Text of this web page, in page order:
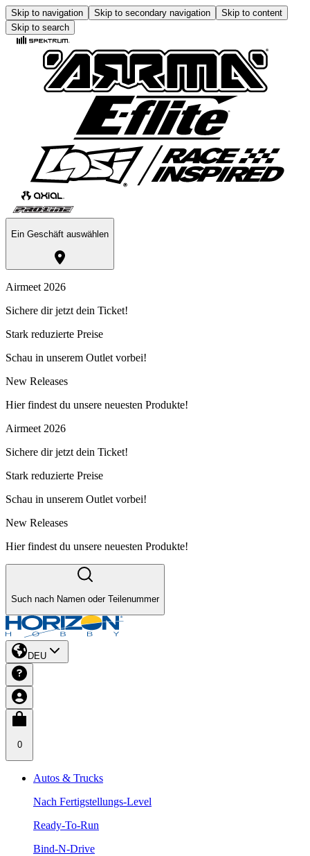
Skip to navigation Skip to secondary navigation
Skip to content
Skip to search
Ein Geschäft auswählen
Airmeet 2026
Sichere dir jetzt dein Ticket!
Stark reduzierte Preise
Schau in unserem Outlet vorbei!
New Releases
Hier findest du unsere neuesten Produkte!
Airmeet 2026
Sichere dir jetzt dein Ticket!
Stark reduzierte Preise
Schau in unserem Outlet vorbei!
New Releases
Hier findest du unsere neuesten Produkte!
Such nach Namen oder Teilenummer
DEU
0
Autos & Trucks
Nach Fertigstellungs-Level
Ready-To-Run
Bind-N-Drive